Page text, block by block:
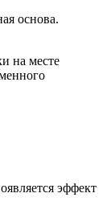
основа.
на месте
эффект